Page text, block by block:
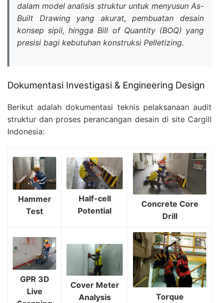
dalam model analisis struktur untuk menyusun As-
Built Drawingyang akurat, pembuatan desain
konsep sipil, hingga Bill of Quantity (BOQ) yang
presisi bagi kebutuhan konstruksi Pelletizing.
Dokumentasi Investigasi & Engineering Design
Berikut adalah dokumentasi teknis pelaksanaan audit
struktur dan proses perancangan desain di site Cargill
Indonesia:
Hammer
Test
Half-cell
Potential
Concrete Core
Drill
GPR 3D
Live
Cover Meter
Analysis
Torque